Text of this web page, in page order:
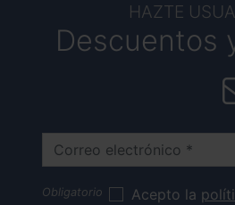
HAZTE
Descuentos
Correo electrónico
Acepto la